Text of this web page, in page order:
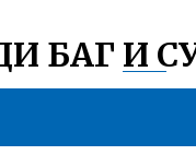
БАГ И